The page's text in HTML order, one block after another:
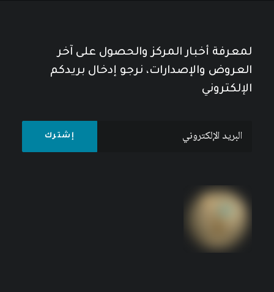
مجلة إضافات (المجلة العربية لعلم الاجتماع)، العدد
المزدوج 68-69، صيف-خريف 2025 وشتاء 2026
لمعرفة أخبار المركز والحصول على آخر
العروض والإصدارات، نرجو إدخال بريدكم
الإلكتروني